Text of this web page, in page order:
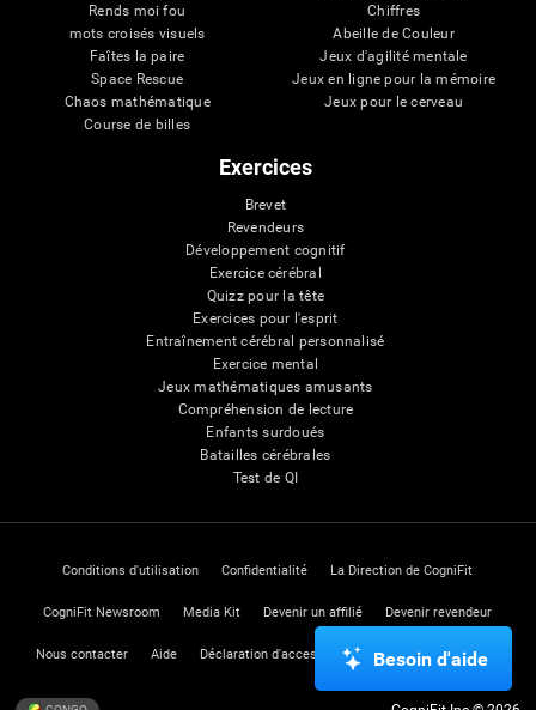
Rends moi fou
mots croisés visuels
Faîtes la paire
Space Rescue
Chaos mathématique
Course de billes
Chiffres
Abeille de Couleur
Jeux d'agilité mentale
Jeux en ligne pour la mémoire
Jeux pour le cerveau
Exercices
Brevet
Revendeurs
Développement cognitif
Exercice cérébral
Quizz pour la tête
Exercices pour l'esprit
Entraînement cérébral personnalisé
Exercice mental
Jeux mathématiques amusants
Compréhension de lecture
Enfants surdoués
Batailles cérébrales
Test de QI
Conditions d'utilisation Confidentialité La Direction de CogniFit
CogniFit Newsroom Media Kit Devenir un affilié Devenir revendeur
Nous contacter Aide Déclaration d'accessibilité Centre de Confiance
Besoin d'aide